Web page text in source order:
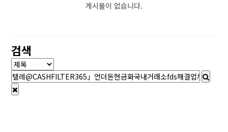
게시물이 없습니다.
검색